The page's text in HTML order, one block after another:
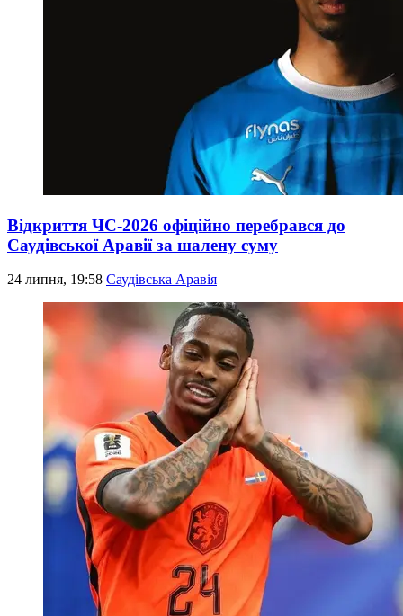
Відкриття ЧС-2026 офіційно перебрався до
Саудівської Аравії за шалену суму
24 липня, 19:58 Саудівська Аравія